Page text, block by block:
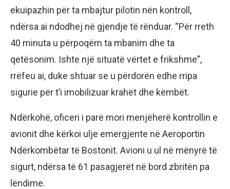
ekuipazhin për ta mbajtur pilotin nën kontroll,
ndërsa ai ndodhej në gjendje të rënduar. “Për rreth
40 minuta u përpoqëm ta mbanim dhe ta
qetësonim. Ishte një situatë vërtet e frikshme”,
rrëfeu ai, duke shtuar se u përdorën edhe rripa
sigurie për t’i imobilizuar krahët dhe këmbët.
Ndërkohë, oficeri i parë mori menjëherë kontrollin e
avionit dhe kërkoi ulje emergjente në Aeroportin
Ndërkombëtar të Bostonit. Avioni u ul në mënyrë të
sigurt, ndërsa të 61 pasagjerët në bord zbritën pa
lëndime.